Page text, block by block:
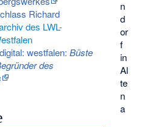
n
d
or
f
in
Al
te
n
a
Richard
des LWL-
westfalen: Büste
des